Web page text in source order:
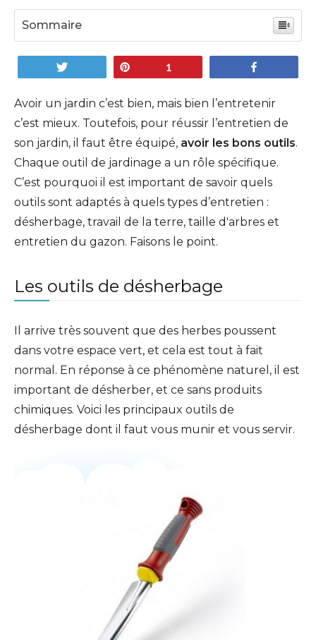
Sommaire
Enregistrer
1
Avoir un jardin c’est bien, mais bien l’entretenir
c’est mieux. Toutefois, pour réussir l’entretien de
son jardin, il faut être équipé, avoir les bons outils.
Chaque outil de jardinage a un rôle spécifique.
C’est pourquoi il est important de savoir quels
outils sont adaptés à quels types d’entretien :
désherbage, travail de la terre, taille d'arbres et
entretien du gazon. Faisons le point.
Les outils de désherbage
Il arrive très souvent que des herbes poussent
dans votre espace vert, et cela est tout à fait
normal. En réponse à ce phénomène naturel, il est
important de désherber, et ce sans produits
chimiques. Voici les principaux outils de
désherbage dont il faut vous munir et vous servir.